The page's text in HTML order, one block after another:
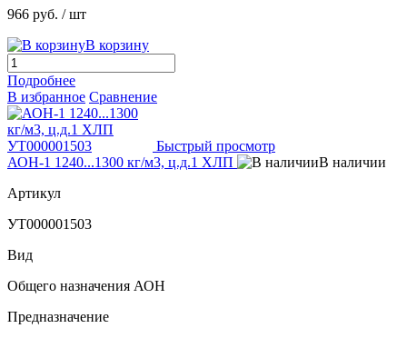
966 руб. / шт
В корзину
Подробнее
В избранное Сравнение
Быстрый просмотр
АОН-1 1240...1300 кг/м3, ц.д.1 ХЛП
В наличии
Артикул
УТ000001503
Вид
Общего назначения АОН
Предназначение